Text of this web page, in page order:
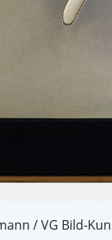
/ VG Bild-